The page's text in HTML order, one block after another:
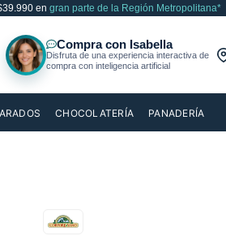
en gran parte de la Región Metropolitana*
CHOCOLATERÍA PANADERÍA